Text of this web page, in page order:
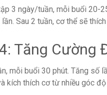
3 ngày/tuần, mỗi buổi 20-
Sau 2 tuần, cơ thể sẽ
Tăng Cường
mỗi buổi 30 phút. Tăng số
kích thích cơ từ nhiều góc độ